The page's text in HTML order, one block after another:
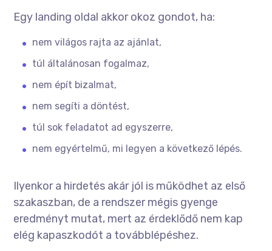
Egy landing oldal akkor okoz gondot, ha:
nem világos rajta az ajánlat,
túl általánosan fogalmaz,
nem épít bizalmat,
nem segíti a döntést,
túl sok feladatot ad egyszerre,
nem egyértelmű, mi legyen a következő lépés.
Ilyenkor a hirdetés akár jól is működhet az első
szakaszban, de a rendszer mégis gyenge
eredményt mutat, mert az érdeklődő nem kap
elég kapaszkodót a továbblépéshez.